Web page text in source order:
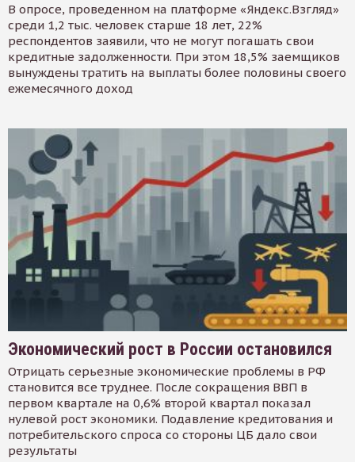
В опросе, проведенном на платформе «Яндекс.Взгляд»
среди 1,2 тыс. человек старше 18 лет, 22%
респондентов заявили, что не могут погашать свои
кредитные задолженности. При этом 18,5% заемщиков
вынуждены тратить на выплаты более половины своего
ежемесячного доход
Экономический рост в России остановился
Отрицать серьезные экономические проблемы в РФ
становится все труднее. После сокращения ВВП в
первом квартале на 0,6% второй квартал показал
нулевой рост экономики. Подавление кредитования и
потребительского спроса со стороны ЦБ дало свои
результаты